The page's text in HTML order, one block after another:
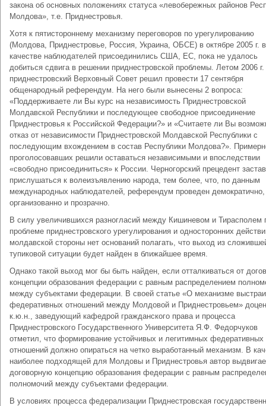
закона об основных положениях статуса «левобережных районов
Молдова», т.е. Приднестровья.
Хотя к пятистороннему механизму переговоров по урегулированию
(Молдова, Приднестровье, Россия, Украина, ОБСЕ) в октябре 2005 г. в
качестве наблюдателей присоединились США, ЕС, пока не удалось
добиться сдвига в решении приднестровской проблемы. Летом 2006 г.
приднестровский Верховный Совет решил провести 17 сентября
общенародный референдум. На него были вынесены 2 вопроса:
«Поддерживаете ли Вы курс на независимость Приднестровской
Молдавской Республики и последующее свободное присоединение
Приднестровья к Российской Федерации?» и «Считаете ли Вы
отказ от независимости Приднестровской Молдавской Республики с
последующим вхождением в состав Республики Молдова?».
проголосовавших решили оставаться независимыми и впоследствии
«свободно присоединиться» к России. Черногорский прецедент
прислушаться к волеизъявлению народа, тем более, что, по данным
международных наблюдателей, референдум проведен демократично,
организованно и прозрачно.
В силу увеличившихся разногласий между Кишиневом и Тирасполем
проблеме приднестровского урегулирования и односторонних
молдавской стороны нет оснований полагать, что выход из
тупиковой ситуации будет найден в ближайшее время.
Однако такой выход мог бы быть найден, если отталкиваться от
концепции образования федерации с равным распределением
между субъектами федерации. В своей статье «О механизме
федеративных отношений между Молдовой и Приднестровьем»
к.ю.н., заведующий кафедрой гражданского права и процесса
Приднестровского Государственного Университета Я.Ф. Федорчуков
отметил, что формирование устойчивых и легитимных федеративных
отношений должно опираться на четко выработанный механизм. В
наиболее подходящей для Молдовы и Приднестровья автор
договорную концепцию образования федерации с равным
полномочий между субъектами федерации.
В условиях процесса федерализации Приднестровская